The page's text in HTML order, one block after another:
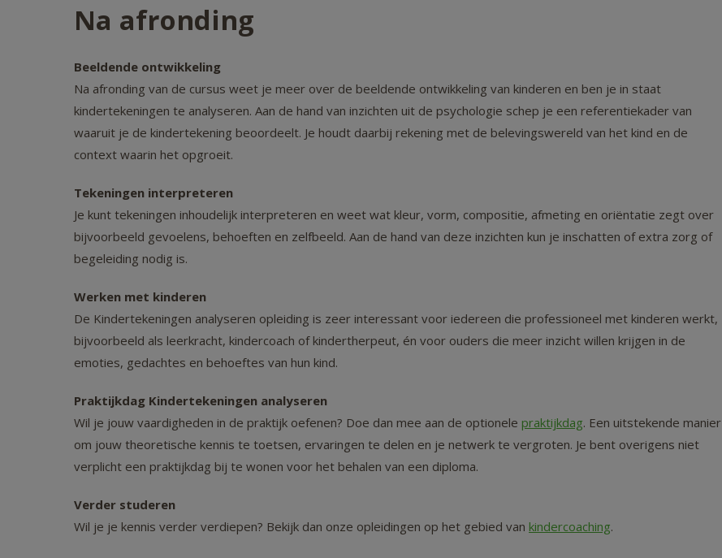
Na afronding
Beeldende ontwikkeling
Na afronding van de cursus weet je meer over de beeldende ontwikkeling van kinderen en ben je in staat
kindertekeningen te analyseren. Aan de hand van inzichten uit de psychologie schep je een referentiekader van
waaruit je de kindertekening beoordeelt. Je houdt daarbij rekening met de belevingswereld van het kind en de
context waarin het opgroeit.
Tekeningen interpreteren
Je kunt tekeningen inhoudelijk interpreteren en weet wat kleur, vorm, compositie, afmeting en oriëntatie zegt over
bijvoorbeeld gevoelens, behoeften en zelfbeeld. Aan de hand van deze inzichten kun je inschatten of extra zorg of
begeleiding nodig is.
Werken met kinderen
De Kindertekeningen analyseren opleiding is zeer interessant voor iedereen die professioneel met kinderen werkt,
bijvoorbeeld als leerkracht, kindercoach of kindertherpeut, én voor ouders die meer inzicht willen krijgen in de
emoties, gedachtes en behoeftes van hun kind.
Praktijkdag Kindertekeningen analyseren
Wil je jouw vaardigheden in de praktijk oefenen? Doe dan mee aan de optionele praktijkdag. Een uitstekende manier
om jouw theoretische kennis te toetsen, ervaringen te delen en je netwerk te vergroten. Je bent overigens niet
verplicht een praktijkdag bij te wonen voor het behalen van een diploma.
Verder studeren
Wil je je kennis verder verdiepen? Bekijk dan onze opleidingen op het gebied van kindercoaching.